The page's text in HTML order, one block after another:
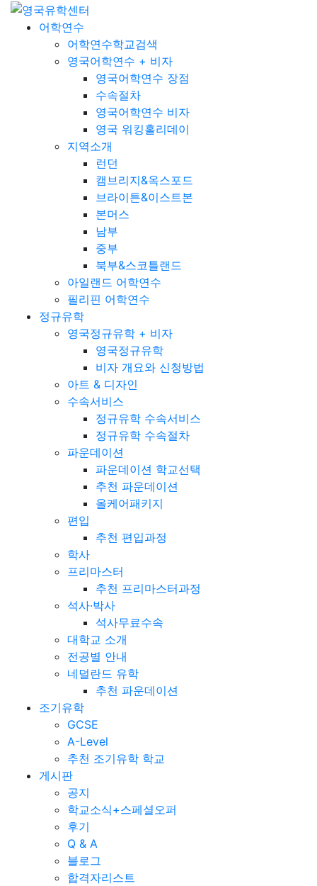
어학연수
어학연수학교검색
영국어학연수 + 비자
영국어학연수 장점
수속절차
영국어학연수 비자
영국 워킹홀리데이
지역소개
런던
캠브리지&옥스포드
브라이튼&이스트본
본머스
남부
중부
북부&스코틀랜드
아일랜드 어학연수
필리핀 어학연수
정규유학
영국정규유학 + 비자
영국정규유학
비자 개요와 신청방법
아트 & 디자인
수속서비스
정규유학 수속서비스
정규유학 수속절차
파운데이션
파운데이션 학교선택
추천 파운데이션
올케어패키지
편입
추천 편입과정
학사
프리마스터
추천 프리마스터과정
석사·박사
석사무료수속
대학교 소개
전공별 안내
네덜란드 유학
추천 파운데이션
조기유학
GCSE
A-Level
추천 조기유학 학교
게시판
공지
학교소식+스페셜오퍼
후기
Q & A
블로그
합격자리스트